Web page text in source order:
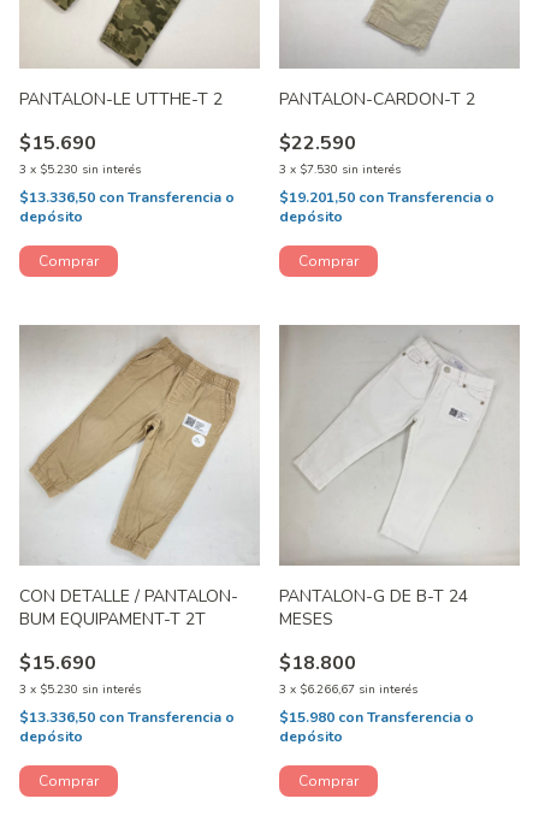
PANTALON-LE UTTHE-T 2
$15.690
3 x $5.230 sin interés
$13.336,50 conTransferencia o
depósito
PANTALON-CARDON-T 2
$22.590
3 x $7.530 sin interés
$19.201,50 conTransferencia o
depósito
CON DETALLE / PANTALON-
BUM EQUIPAMENT-T 2T
$15.690
3 x $5.230 sin interés
$13.336,50 conTransferencia o
depósito
PANTALON-G DE B-T 24
MESES
$18.800
3 x $6.266,67 sin interés
$15.980 conTransferencia o
depósito